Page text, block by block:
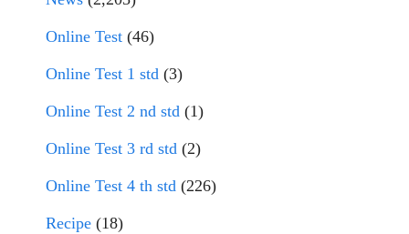
Online Test (46)
Online Test 1 std (3)
Online Test 2 nd std (1)
Online Test 3 rd std (2)
Online Test 4 th std (226)
Recipe (18)